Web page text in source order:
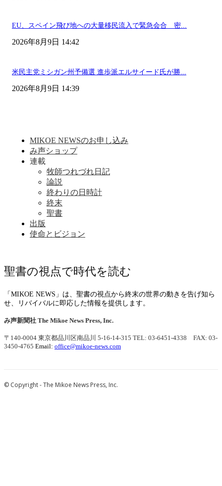
EU、スペイン飛び地への大量移民流入で緊急会合 密...
2026年8月9日 14:42
米民主党ミシガン州予備選 進歩派エルサイード氏が勝...
2026年8月9日 14:39
MIKOE NEWSのお申し込み
み声ショップ
連載
牧師つれづれ日記
論説
終わりの日時計
終末
聖書
出版
使命とビジョン
聖書の視点で時代を読む
「MIKOE NEWS」は、聖書の視点から終末の世界の動きを告げ知ら
せ、リバイバルに即応した情報を提供します。
み声新聞社 The Mikoe News Press, Inc.
〒140-0004 東京都品川区南品川 5-16-14-315 TEL: 03-6451-4338 FAX: 03-
3450-4765 Email: office@mikoe-news.com
© Copyright - The Mikoe News Press, Inc.